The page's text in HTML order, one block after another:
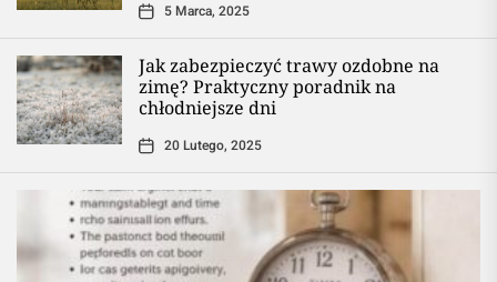
5 Marca, 2025
Jak zabezpieczyć trawy ozdobne na
zimę? Praktyczny poradnik na
chłodniejsze dni
20 Lutego, 2025